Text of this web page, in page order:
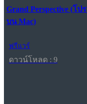
Grand Perspective (โ
บน Mac)
ฟรีแวร์
ดาวน์โหลด : 9